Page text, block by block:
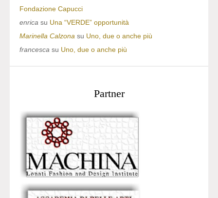
Fondazione Capucci
enrica su Una “VERDE” opportunità
Marinella Calzona su Uno, due o anche più
francesca su Uno, due o anche più
Partner